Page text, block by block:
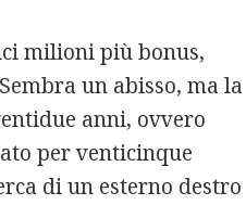
milioni più bonus,
un abisso, ma la
anni, ovvero
per venticinque
di un esterno destro